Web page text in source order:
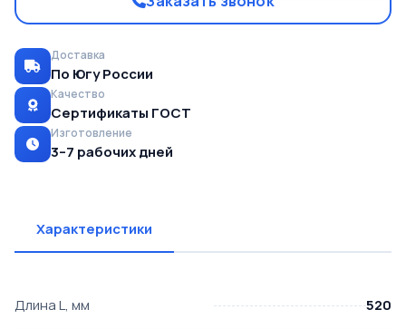
Доставка
По Югу России
Качество
Сертификаты ГОСТ
Изготовление
3–7 рабочих дней
Характеристики
Длина L, мм 520